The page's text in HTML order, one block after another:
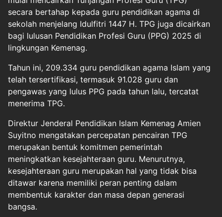
secara bertahap kepada guru pendidikan agama di
sekolah menjelang Idulfitri 1447 H. TPG juga dicairkan
bagi lulusan Pendidikan Profesi Guru (PPG) 2025 di
lingkungan Kemenag.
Tahun ini, 209.334 guru pendidikan agama Islam yang
telah tersertifikasi, termasuk 91.028 guru dan
pengawas yang lulus PPG pada tahun lalu, tercatat
menerima TPG.
Direktur Jenderal Pendidikan Islam Kemenag Amien
Suyitno mengatakan percepatan pencairan TPG
merupakan bentuk komitmen pemerintah
meningkatkan kesejahteraan guru. Menurutnya,
kesejahteraan guru merupakan hal yang tidak bisa
ditawar karena memiliki peran penting dalam
membentuk karakter dan masa depan generasi
bangsa.